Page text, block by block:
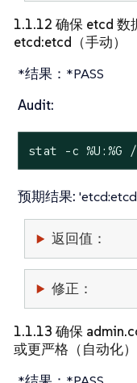
1.1.12 确保 etcd 数
etcd:etcd（手动）
*结果：*PASS
Audit:
stat -c
预期结果:
返回值：
修正：
1.1.13 确保
或更严格（自动化）